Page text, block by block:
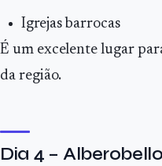
Igrejas barrocas
É um excelente lugar
da região.
Dia 4 – Alberobello